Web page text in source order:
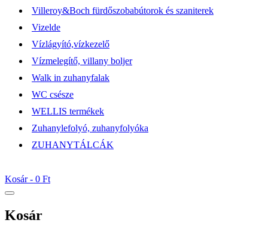
Villeroy&Boch fürdőszobabútorok és szaniterek
Vizelde
Vízlágyító,vízkezelő
Vízmelegítő, villany boljer
Walk in zuhanyfalak
WC csésze
WELLIS termékek
Zuhanylefolyó, zuhanyfolyóka
ZUHANYTÁLCÁK
Kosár - 0 Ft
Kosár